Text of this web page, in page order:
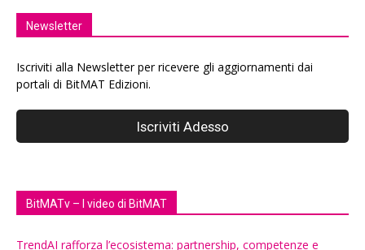
Newsletter
Iscriviti alla Newsletter per ricevere gli aggiornamenti dai
portali di BitMAT Edizioni.
BitMATv – I video di BitMAT
TrendAI rafforza l’ecosistema: partnership, competenze e